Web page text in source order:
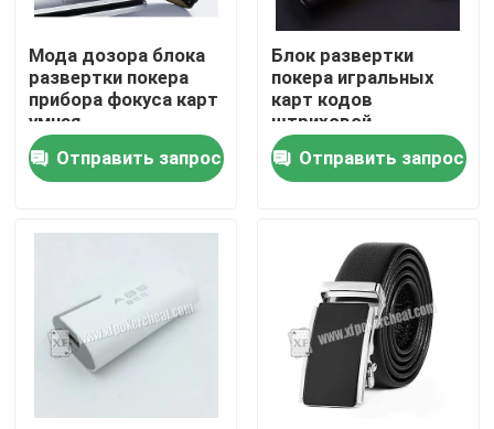
Домой
Видеозаписи
Мода дозора блока
развертки покера
прибора фокуса карт
умная
водоустойчивая/
прибор азартных игр
Отправить запрос
Блок развертки
покера игральных
карт кодов
штриховой
маркировки,
пластиковая камера
чашки воды
Отправить запрос